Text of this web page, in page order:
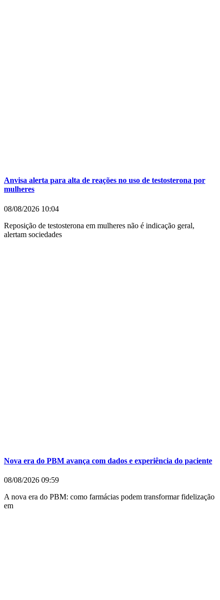
Anvisa alerta para alta de reações no uso de testosterona por
mulheres
08/08/2026 10:04
Reposição de testosterona em mulheres não é indicação geral,
alertam sociedades
Nova era do PBM avança com dados e experiência do paciente
08/08/2026 09:59
A nova era do PBM: como farmácias podem transformar fidelização
em